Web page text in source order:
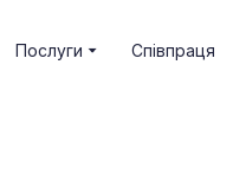
Послуги Співпраця